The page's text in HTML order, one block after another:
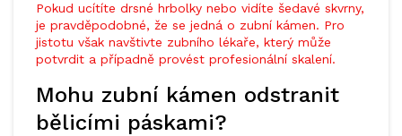
Pokud ucítíte drsné hrbolky nebo vidíte šedavé skvrny,
je pravděpodobné, že se jedná o zubní kámen. Pro
jistotu však navštivte zubního lékaře, který může
potvrdit a případně provést profesionální skalení.
Mohu zubní kámen odstranit
bělicími páskami?